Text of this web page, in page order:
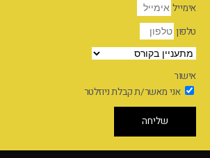
אימייל
טלפון
אישור
אני מאשר/ת קבלת ניוזלטר
שליחה